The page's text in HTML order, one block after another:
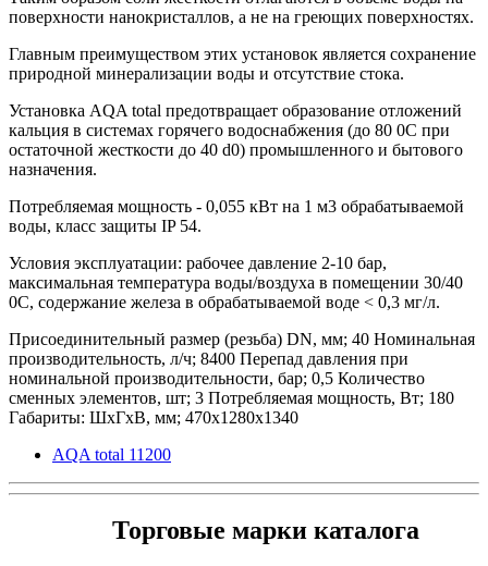
поверхности нанокристаллов, а не на греющих поверхностях.
Главным преимуществом этих установок является сохранение
природной минерализации воды и отсутствие стока.
Установка AQA total предотвращает образование отложений
кальция в системах горячего водоснабжения (до 80 0С при
остаточной жесткости до 40 d0) промышленного и бытового
назначения.
Потребляемая мощность - 0,055 кВт на 1 м3 обрабатываемой
воды, класс защиты IP 54.
Условия эксплуатации: рабочее давление 2-10 бар,
максимальная температура воды/воздуха в помещении 30/40
0С, содержание железа в обрабатываемой воде < 0,3 мг/л.
Присоединительный размер (резьба) DN, мм; 40 Номинальная
производительность, л/ч; 8400 Перепад давления при
номинальной производительности, бар; 0,5 Количество
сменных элементов, шт; 3 Потребляемая мощность, Вт; 180
Габариты: ШхГхВ, мм; 470х1280х1340
AQA total 11200
Торговые марки каталога